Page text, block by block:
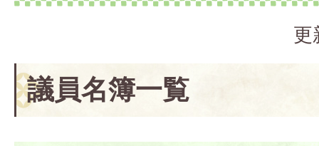
更
議員名簿一覧